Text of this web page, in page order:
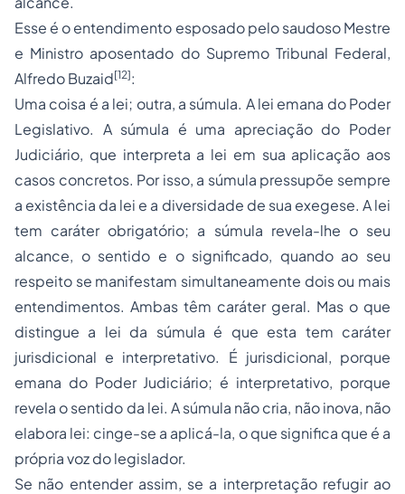
Esse é o entendimento esposado pelo saudoso Mestre
e Ministro aposentado do Supremo Tribunal Federal,
Alfredo Buzaid[12]:
Uma coisa é a lei; outra, a súmula. A lei emana do Poder
Legislativo. A súmula é uma apreciação do Poder
Judiciário, que interpreta a lei em sua aplicação aos
casos concretos. Por isso, a súmula pressupõe sempre
a existência da lei e a diversidade de sua exegese. A lei
tem caráter obrigatório; a súmula revela-lhe o seu
alcance, o sentido e o significado, quando ao seu
respeito se manifestam simultaneamente dois ou mais
entendimentos. Ambas têm caráter geral. Mas o que
distingue a lei da súmula é que esta tem caráter
jurisdicional e interpretativo. É jurisdicional, porque
emana do Poder Judiciário; é interpretativo, porque
revela o sentido da lei. A súmula não cria, não inova, não
elabora lei: cinge-se a aplicá-la, o que significa que é a
própria voz do legislador.
Se não entender assim, se a interpretação refugir ao